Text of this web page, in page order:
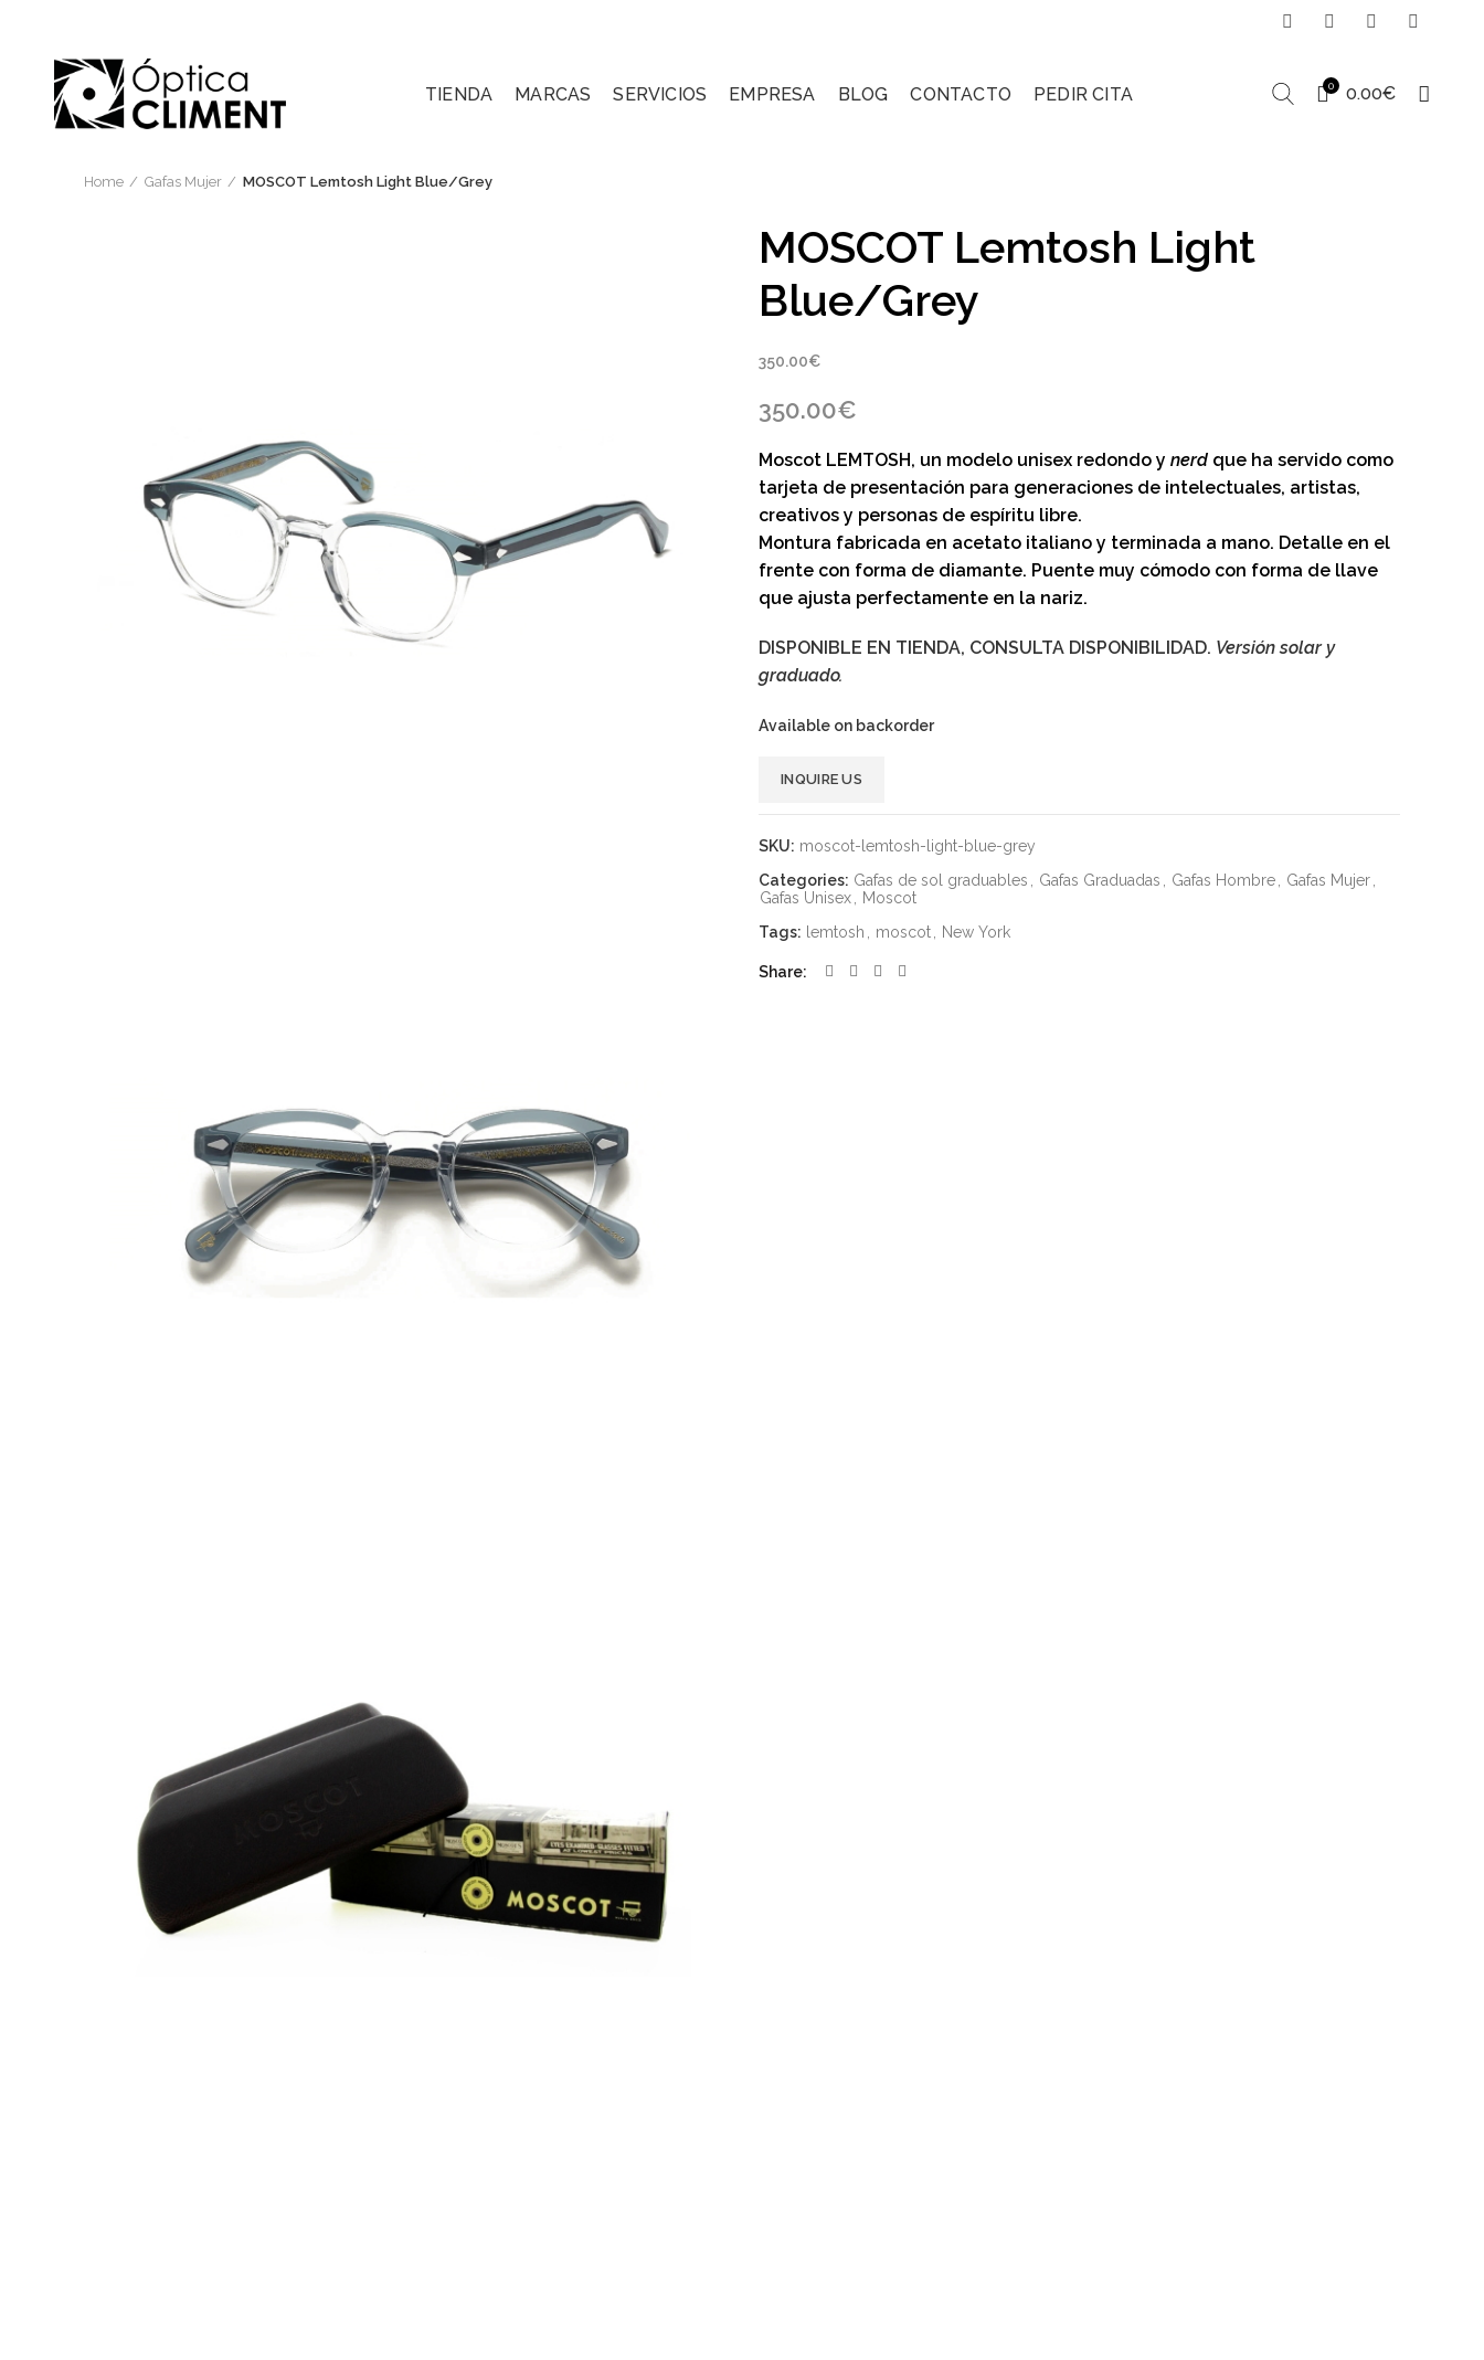
TIENDA MARCAS SERVICIOS EMPRESA BLOG CONTACTO PEDIR CITA 0 0.00€
Home Gafas Mujer MOSCOT Lemtosh Light Blue/Grey
MOSCOT Lemtosh Light
Blue/Grey
350.00€
350.00€
Moscot LEMTOSH, un modelo unisex redondo y nerd que ha servido como
tarjeta de presentación para generaciones de intelectuales, artistas,
creativos y personas de espíritu libre.
Montura fabricada en acetato italiano y terminada a mano. Detalle en el
frente con forma de diamante. Puente muy cómodo con forma de llave
que ajusta perfectamente en la nariz.
DISPONIBLE EN TIENDA, CONSULTA DISPONIBILIDAD. Versión solar y
graduado.
Available on backorder
INQUIRE US
SKU: moscot-lemtosh-light-blue-grey
Categories: Gafas de sol graduables Gafas Graduadas Gafas Hombre Gafas Mujer
Gafas Unisex
Moscot
Tags: lemtosh moscot New York
Share